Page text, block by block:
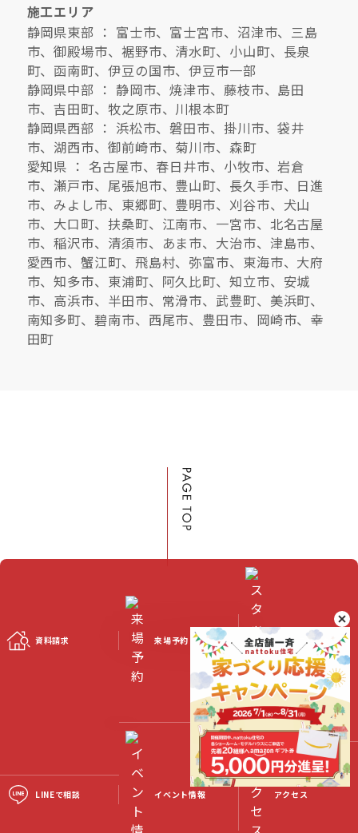
施工エリア
静岡県東部 ： 富士市、富士宮市、沼津市、三島
市、御殿場市、裾野市、清水町、小山町、長泉
町、函南町、伊豆の国市、伊豆市一部
静岡県中部 ： 静岡市、焼津市、藤枝市、島田
市、吉田町、牧之原市、川根本町
静岡県西部 ： 浜松市、磐田市、掛川市、袋井
市、湖西市、御前崎市、菊川市、森町
愛知県 ： 名古屋市、春日井市、小牧市、岩倉
市、瀬戸市、尾張旭市、豊山町、長久手市、日進
市、みよし市、東郷町、豊明市、刈谷市、犬山
市、大口町、扶桑町、江南市、一宮市、北名古屋
市、稲沢市、清須市、あま市、大治市、津島市、
愛西市、蟹江町、飛島村、弥富市、東海市、大府
市、知多市、東浦町、阿久比町、知立市、安城
市、高浜市、半田市、常滑市、武豊町、美浜町、
南知多町、碧南市、西尾市、豊田市、岡崎市、幸
田町
©2023 Nattoku Jutaku Kobo Co., Ltd.
資料請求 来場予約 スタッフブログ
LINEで相談 イベント情報 アクセス